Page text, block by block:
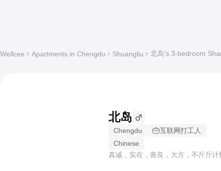
Wellcee Apartments in Chengdu Shuangliu 北岛's 3-bedroom
北岛
Chengdu
互联网打工人
Chinese
真诚，实在，善良，大方，不斤斤